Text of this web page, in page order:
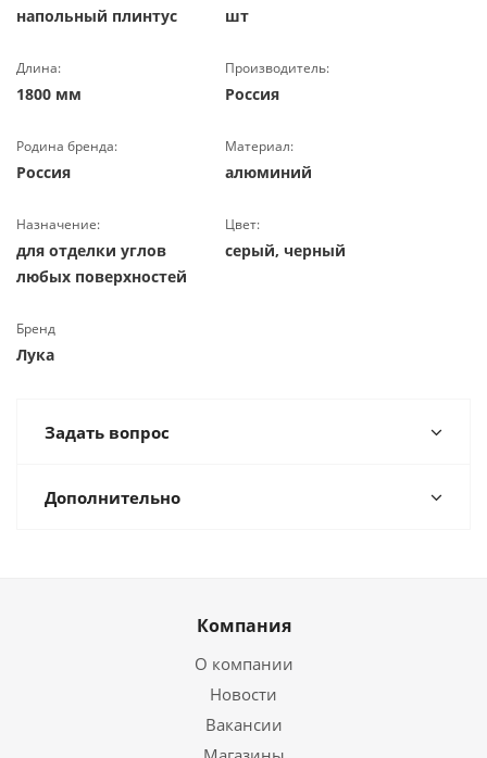
напольный плинтус шт
Длина:
1800 мм
Производитель:
Россия
Родина бренда:
Россия
Материал:
алюминий
Назначение:
для отделки углов
любых поверхностей
Цвет:
серый, черный
Бренд
Лука
Задать вопрос
Дополнительно
Компания
О компании
Новости
Вакансии